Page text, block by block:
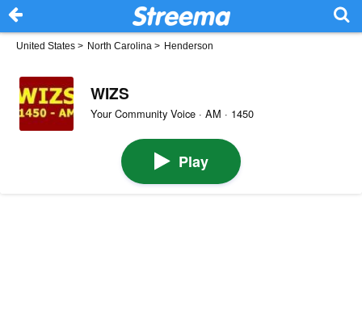
United States > North Carolina > Henderson
WIZS
Your Community Voice · AM · 1450
Play